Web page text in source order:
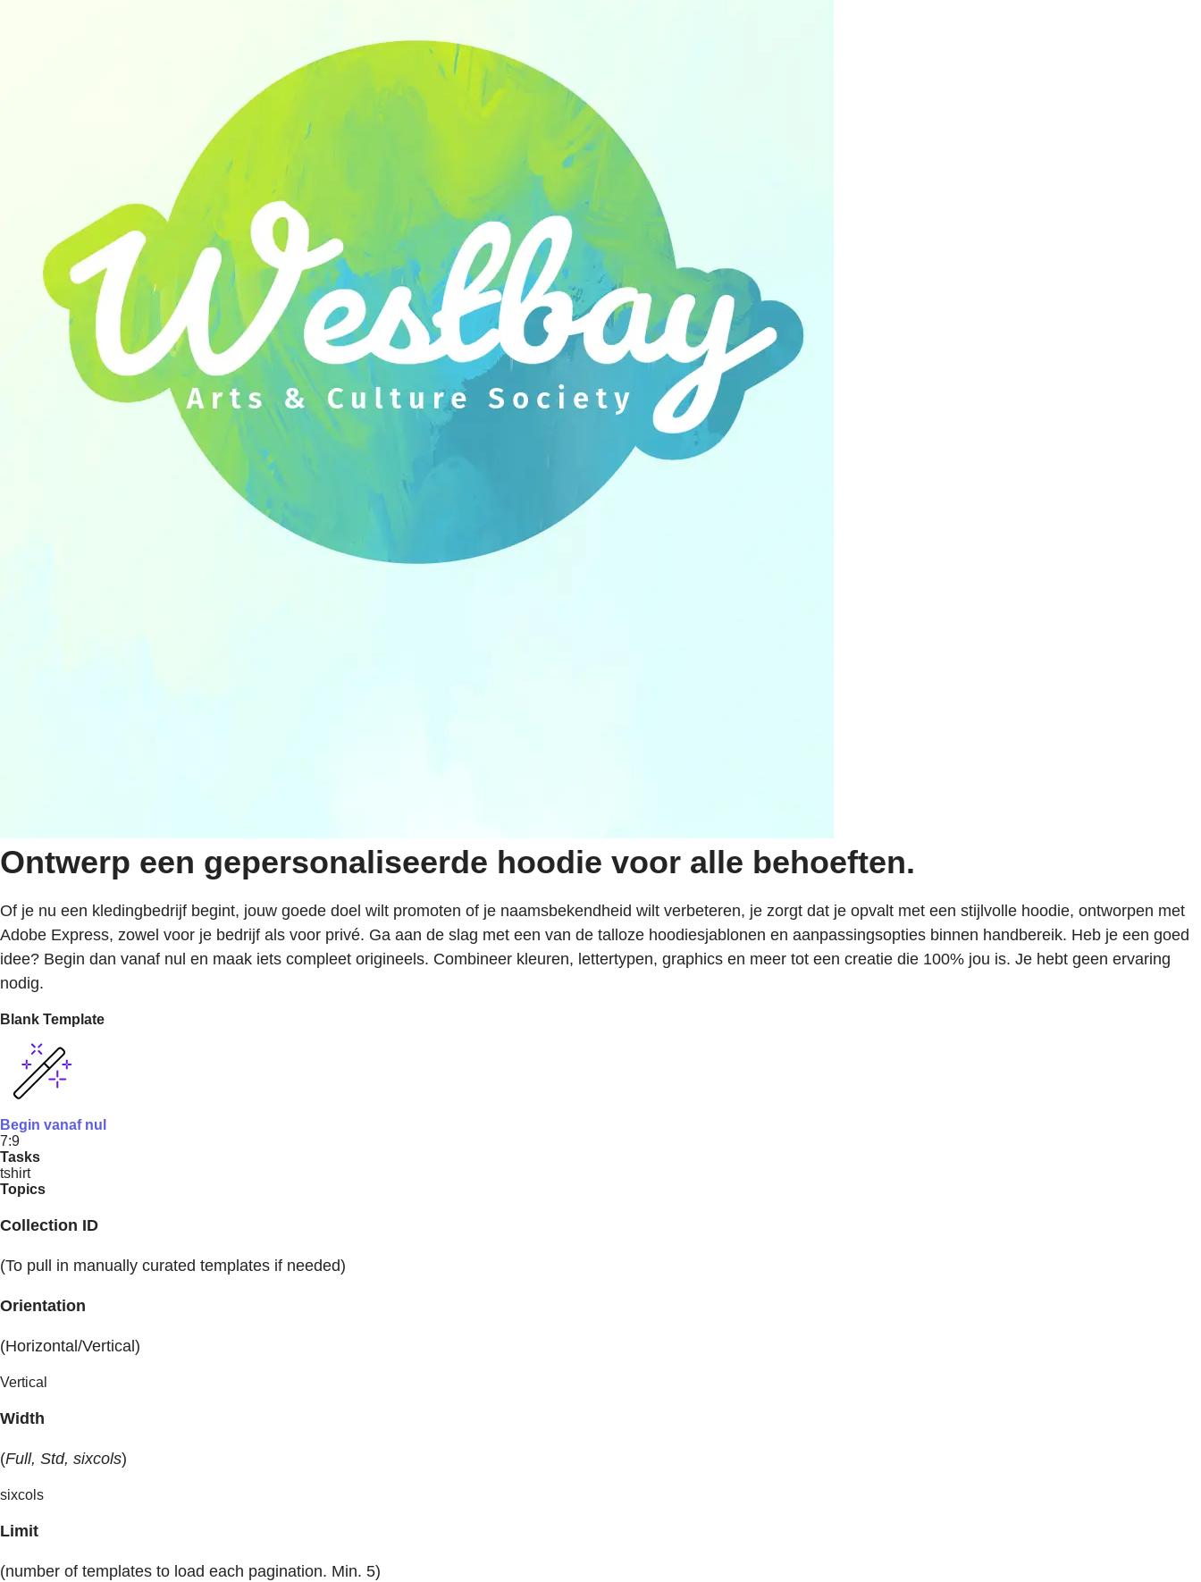
Ontwerp een gepersonaliseerde hoodie voor alle behoeften.
Of je nu een kledingbedrijf begint, jouw goede doel wilt promoten of je naamsbekendheid wilt verbeteren, je zorgt dat je opvalt met een stijlvolle hoodie, ontworpen met
Adobe Express, zowel voor je bedrijf als voor privé. Ga aan de slag met een van de talloze hoodiesjablonen en aanpassingsopties binnen handbereik. Heb je een goed
idee? Begin dan vanaf nul en maak iets compleet origineels. Combineer kleuren, lettertypen, graphics en meer tot een creatie die 100% jou is. Je hebt geen ervaring
nodig.
Blank Template
Begin vanaf nul
7:9
Tasks
tshirt
Topics
Collection ID
(To pull in manually curated templates if needed)
Orientation
(Horizontal/Vertical)
Vertical
Width
(Full, Std, sixcols)
sixcols
Limit
(number of templates to load each pagination. Min. 5)